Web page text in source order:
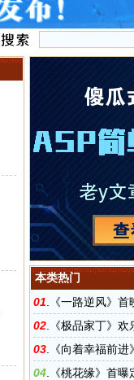
本类热门
01
《一路逆风》
烂”不会装
02
《极品家丁》
晨“搞”出现象级神剧
03
《向着幸福前
是虐心夫妇
04
《桃花缘》首